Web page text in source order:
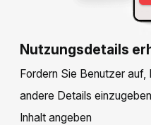
Nutzungsdetails
Fordern Sie Benutzer
andere Details
Inhalt angeben